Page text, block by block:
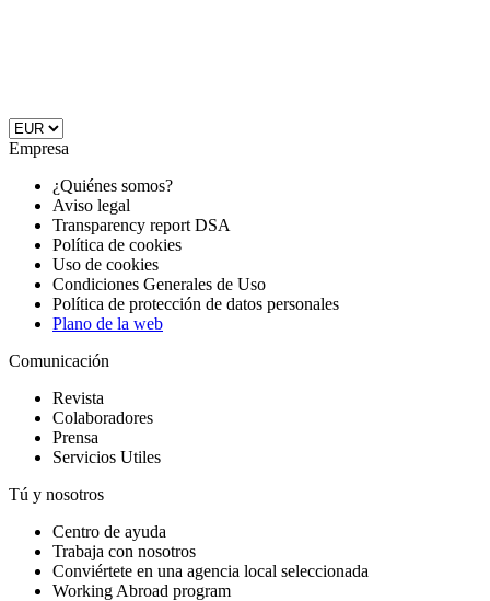
Empresa
¿Quiénes somos?
Aviso legal
Transparency report DSA
Política de cookies
Uso de cookies
Condiciones Generales de Uso
Política de protección de datos personales
Plano de la web
Comunicación
Revista
Colaboradores
Prensa
Servicios Utiles
Tú y nosotros
Centro de ayuda
Trabaja con nosotros
Conviértete en una agencia local seleccionada
Working Abroad program